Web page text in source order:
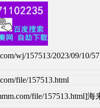
wj/157513/2023/09/10/
file/157513.html
file/157513.html]